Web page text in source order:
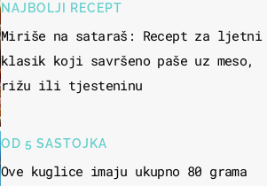
NAJBOLJI RECEPT
Miriše na sataraš: Recept za ljetni
klasik koji savršeno paše uz meso,
rižu ili tjesteninu
OD 5 SASTOJKA
Ove kuglice imaju ukupno 80 grama